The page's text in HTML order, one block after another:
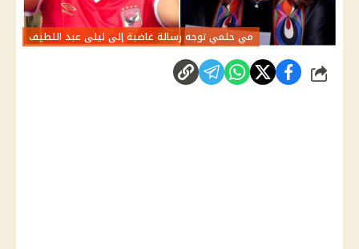
مي حلمي توجه رسالة غاضبة إلى ليلى عبد اللطيف
شارك